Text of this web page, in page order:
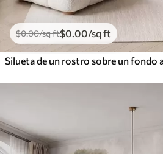
$0.00/sq ft$0 .00/sq ft